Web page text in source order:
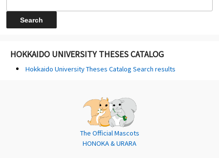
HOKKAIDO UNIVERSITY THESES CATALOG
Hokkaido University Theses Catalog Search results
The Official Mascots
HONOKA & URARA